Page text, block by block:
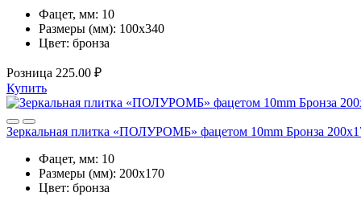
Фацет, мм: 10
Размеры (мм): 100х340
Цвет: бронза
Розница 225.00 ₽
Купить
Зеркальная плитка «ПОЛУРОМБ» фацетом 10mm Бронза
Фацет, мм: 10
Размеры (мм): 200х170
Цвет: бронза